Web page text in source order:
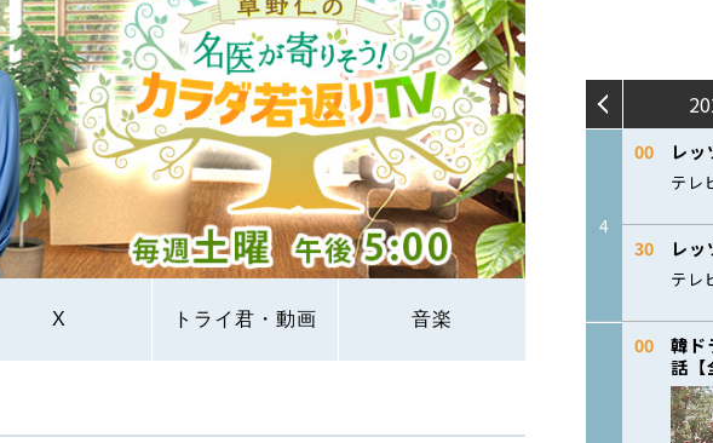
X トライ君・動画 音楽